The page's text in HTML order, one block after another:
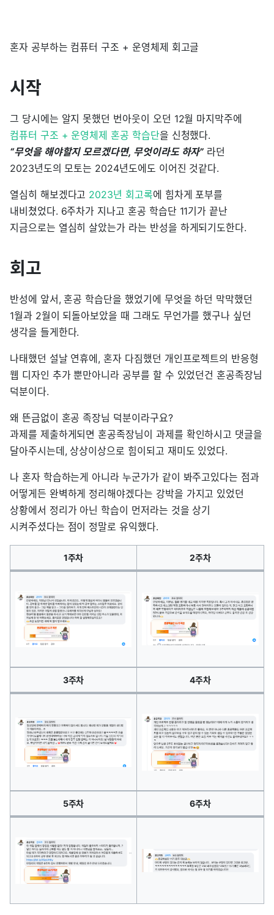
혼자 공부하는 컴퓨터 구조 + 운영체제 회고글
시작
그 당시에는 알지 못했던 번아웃이 오던 12월 마지막주에
컴퓨터 구조 + 운영체제 혼공 학습단을 신청했다.
“무엇을 해야할지 모르겠다면, 무엇이라도 하자” 라던
2023년도의 모토는 2024년도에도 이어진 것같다.
열심히 해보겠다고 2023년 회고록에 힘차게 포부를
내비쳤었다. 6주차가 지나고 혼공 학습단 11기가 끝난
지금으로는 열심히 살았는가 라는 반성을 하게되기도한다.
회고
반성에 앞서, 혼공 학습단을 했었기에 무엇을 하던 막막했던
1월과 2월이 되돌아보았을 때 그래도 무언가를 했구나 싶던
생각을 들게한다.
나태했던 설날 연휴에, 혼자 다짐했던 개인프로젝트의 반응형
웹 디자인 추가 뿐만아니라 공부를 할 수 있었던건 혼공족장님
덕분이다.
왜 뜬금없이 혼공 족장님 덕분이라구요?
과제를 제출하게되면 혼공족장님이 과제를 확인하시고 댓글을
달아주시는데, 상상이상으로 힘이되고 재미도 있었다.
나 혼자 학습하는게 아니라 누군가가 같이 봐주고있다는 점과
어떻게든 완벽하게 정리해야겠다는 강박을 가지고 있었던
상황에서 정리가 아닌 학습이 먼저라는 것을 상기
시켜주셨다는 점이 정말로 유익했다.
1주차 2주차
3주차 4주차
5주차 6주차